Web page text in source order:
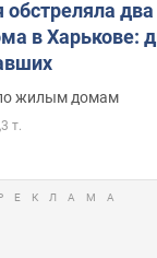
в Харькове:
жилым домам
т.